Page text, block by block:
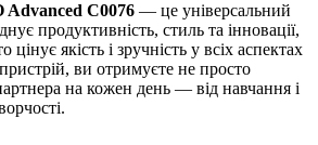
Advanced C0076 — це універсальний
продуктивність, стиль та інновації,
якість і зручність у всіх аспектах
ви отримуєте не просто
на кожен день — від навчання і